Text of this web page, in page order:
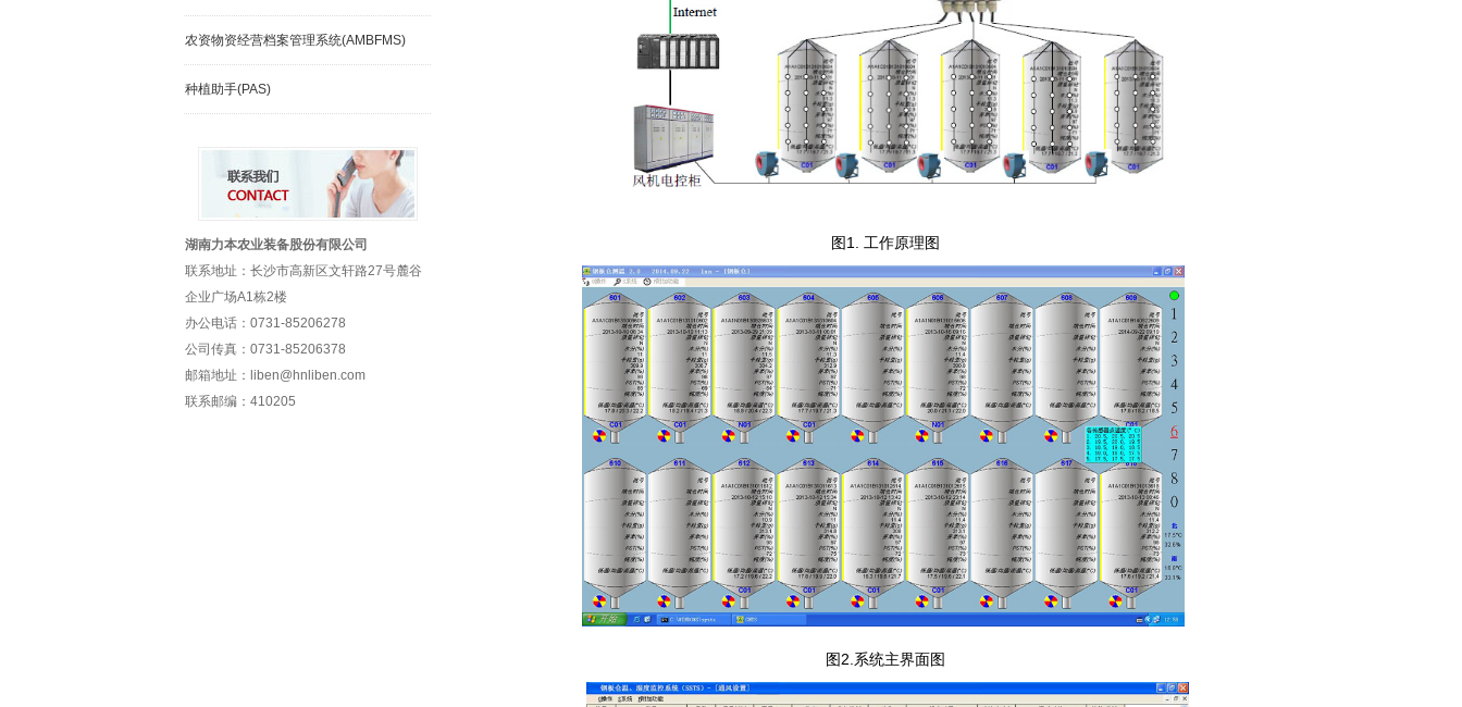
农资物资经营档案管理系统(AMBFMS)
种植助手(PAS)
湖南力本农业装备股份有限公司
联系地址：长沙市高新区文轩路27号麓谷
企业广场A1栋2楼
办公电话：0731-85206278
公司传真：0731-85206378
邮箱地址：liben@hnliben.com
联系邮编：410205
图1. 工作原理图
图2.系统主界面图